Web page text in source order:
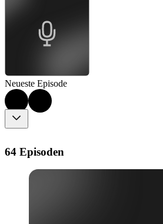
Neueste Episode
64 Episoden